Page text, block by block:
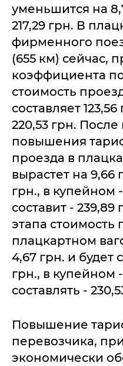
уменьшится на
217,29 грн. В
фирменного
(655 км) сейчас,
коэффициента
стоимость
составляет
220,53 грн.
повышения
проезда в
вырастет на 9,66
грн., в купейном
составит - 239,89
этапа стоимость
плацкартном
4,67 грн. и будет
грн., в купейном
составлять -
Повышение
перевозчика,
экономически